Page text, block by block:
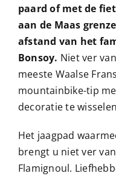
paard of met de
aan de Maas
afstand van het
Bonsoy. Niet ver
meeste Waalse
mountainbike-tip
decoratie te
Het jaagpad
brengt u niet ver
Flamignoul.